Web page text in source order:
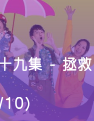
九集 - 拯救
10)